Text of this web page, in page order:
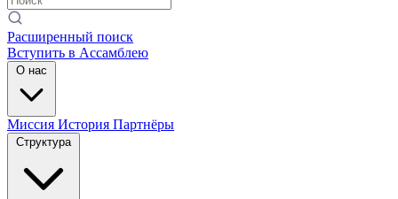
Расширенный поиск
Вступить в Ассамблею
О нас
Миссия История Партнёры
Структура